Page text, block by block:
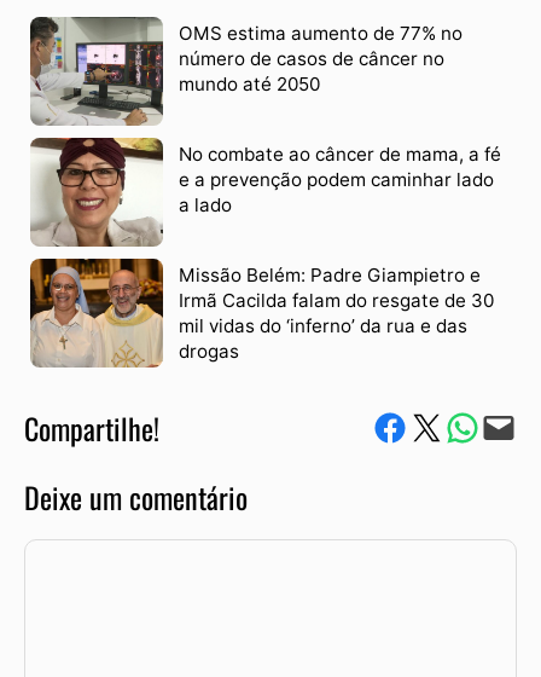
OMS estima aumento de 77% no
número de casos de câncer no
mundo até 2050
No combate ao câncer de mama, a fé
e a prevenção podem caminhar lado
a lado
Missão Belém: Padre Giampietro e
Irmã Cacilda falam do resgate de 30
mil vidas do ‘inferno’ da rua e das
drogas
Compartilhe! Compartilhe no Facebook
Compartilhe no Twitter
Compartile via
Envie via e-mail
Deixe um comentário
Comentário